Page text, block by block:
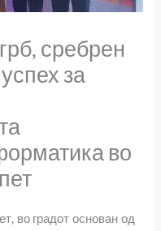
сребрен
за
во
во градот основан од